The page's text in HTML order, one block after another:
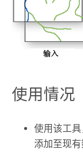
使用情况
使用该工
添加至现